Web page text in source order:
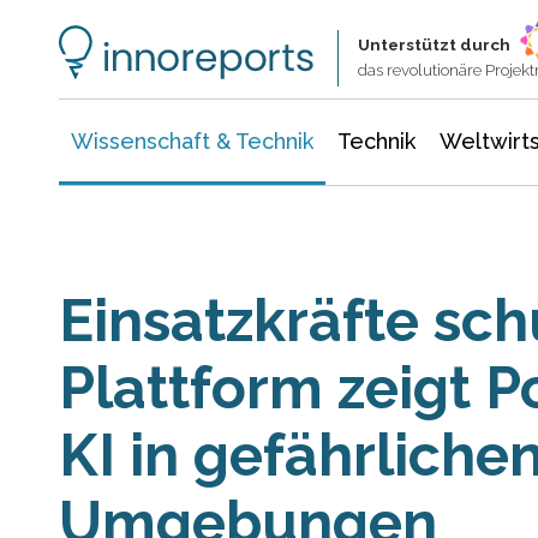
Unterstützt durch
das revolutionäre
Wissenschaft & Technik Technik
Einsatzkräfte
Plattform zeigt
KI in
Umgebungen